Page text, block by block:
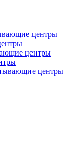
центры
центры
центры